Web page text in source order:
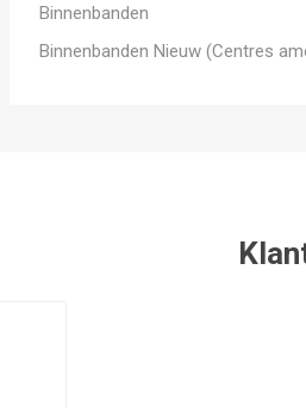
Binnenbanden
Binnenbanden Nieuw (Centres